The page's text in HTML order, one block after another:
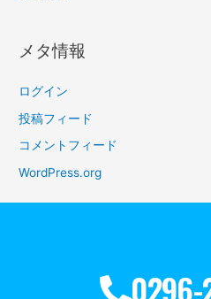
メタ情報
ログイン
投稿フィード
コメントフィード
WordPress.org
0296-